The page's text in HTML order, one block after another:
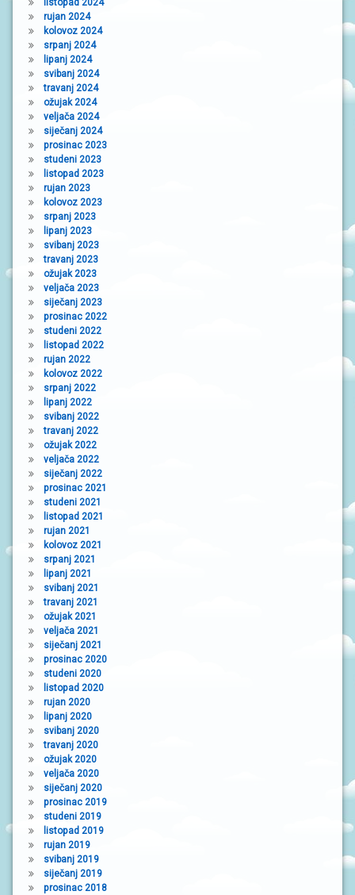
listopad 2024
rujan 2024
kolovoz 2024
srpanj 2024
lipanj 2024
svibanj 2024
travanj 2024
ožujak 2024
veljača 2024
siječanj 2024
prosinac 2023
studeni 2023
listopad 2023
rujan 2023
kolovoz 2023
srpanj 2023
lipanj 2023
svibanj 2023
travanj 2023
ožujak 2023
veljača 2023
siječanj 2023
prosinac 2022
studeni 2022
listopad 2022
rujan 2022
kolovoz 2022
srpanj 2022
lipanj 2022
svibanj 2022
travanj 2022
ožujak 2022
veljača 2022
siječanj 2022
prosinac 2021
studeni 2021
listopad 2021
rujan 2021
kolovoz 2021
srpanj 2021
lipanj 2021
svibanj 2021
travanj 2021
ožujak 2021
veljača 2021
siječanj 2021
prosinac 2020
studeni 2020
listopad 2020
rujan 2020
lipanj 2020
svibanj 2020
travanj 2020
ožujak 2020
veljača 2020
siječanj 2020
prosinac 2019
studeni 2019
listopad 2019
rujan 2019
svibanj 2019
siječanj 2019
prosinac 2018